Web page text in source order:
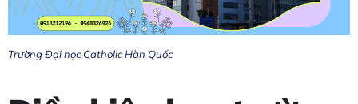
Trường Đại học Catholic Hàn Quốc